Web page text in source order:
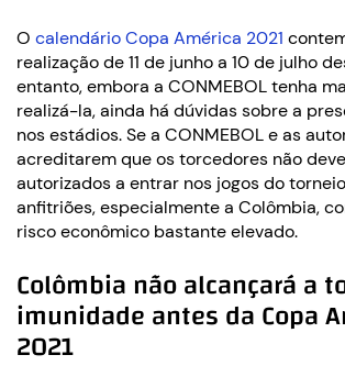
O calendário Copa América 2021
realização de 11 de junho a 10 de julho
entanto, embora a CONMEBOL tenha
realizá-la, ainda há dúvidas sobre a
nos estádios. Se a CONMEBOL e as
acreditarem que os torcedores não
autorizados a entrar nos jogos do
anfitriões, especialmente a Colômbia,
risco econômico bastante elevado.
Colômbia não alcançará a
imunidade antes da Copa
2021